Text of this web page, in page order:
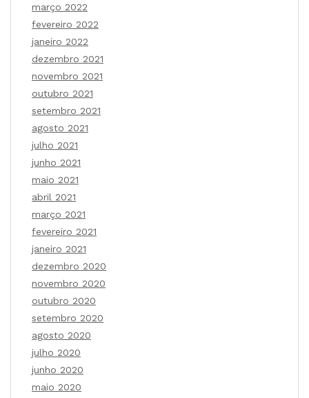
março 2022
fevereiro 2022
janeiro 2022
dezembro 2021
novembro 2021
outubro 2021
setembro 2021
agosto 2021
julho 2021
junho 2021
maio 2021
abril 2021
março 2021
fevereiro 2021
janeiro 2021
dezembro 2020
novembro 2020
outubro 2020
setembro 2020
agosto 2020
julho 2020
junho 2020
maio 2020